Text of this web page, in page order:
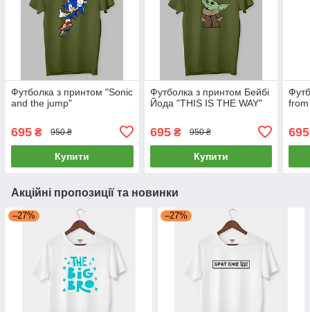
Футболка з принтом "Sonic
and the jump"
695 ₴ 950 ₴
Купити
Футболка з принтом Бейбі
Йода "THIS IS THE WAY"
695₴ 950 ₴
Купити
695
Акційні пропозиції та новинки
–27% –27%